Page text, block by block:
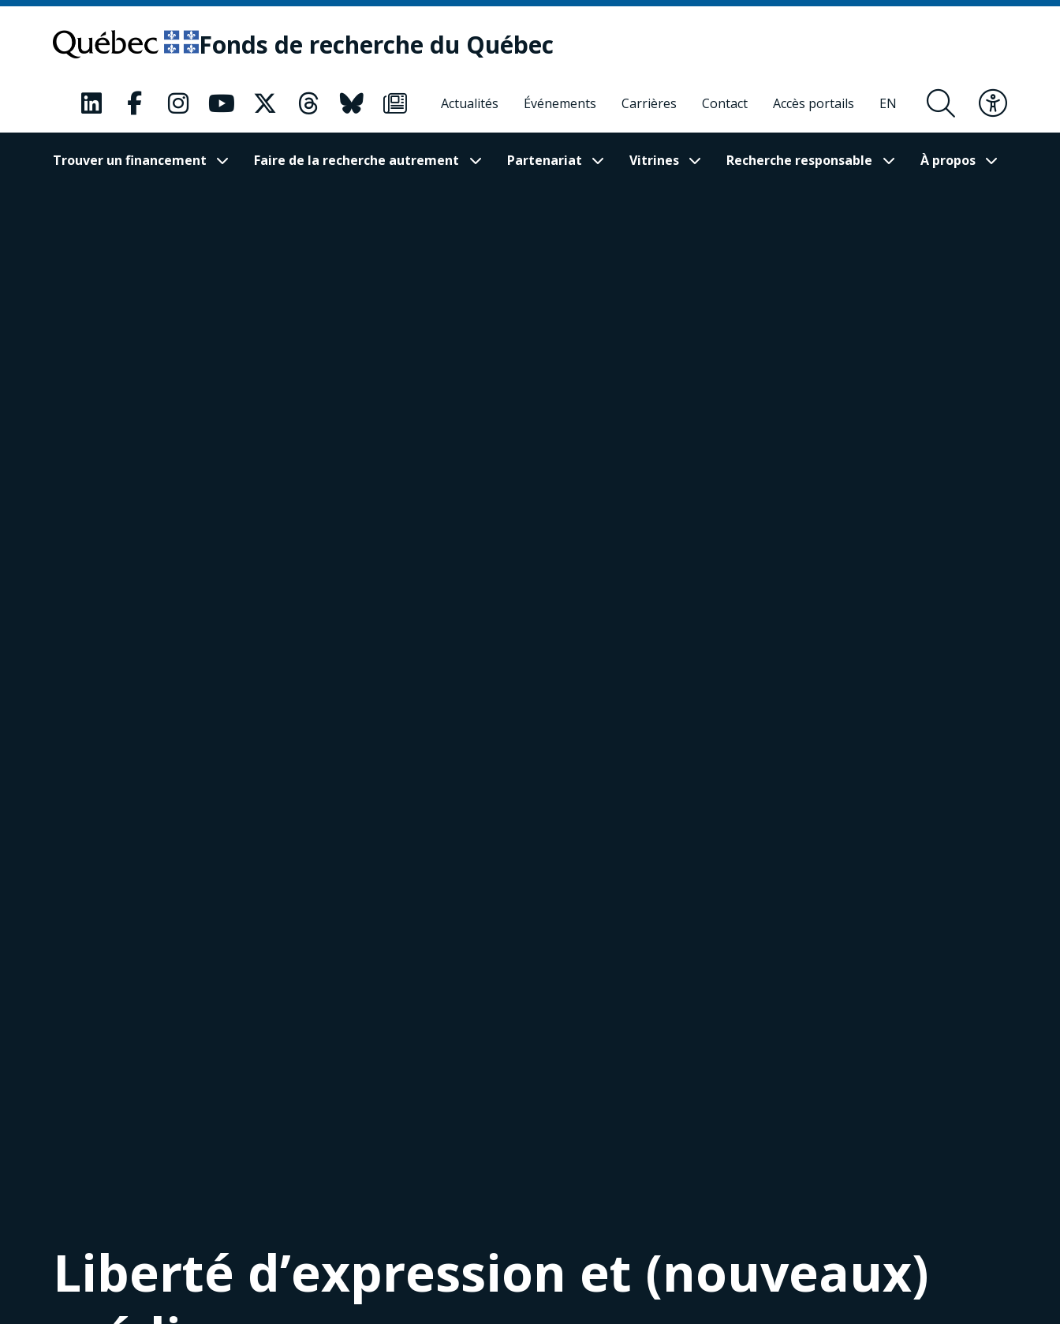
contenu
Fonds de recherche du Québec
Actualités Événements Carrières Contact Accès portails EN
Trouver un financement Faire de la recherche autrement Partenariat Vitrines Recherche responsable À propos
Liberté d’expression et (nouveaux)